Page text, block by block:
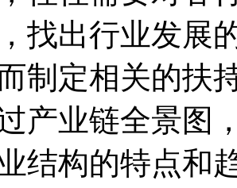
找出行业发展
制定相关的扶
产业链全景图
结构的特点和